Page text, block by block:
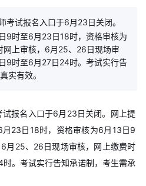
考试报名入口于6月23日关闭。
9时至6月23日18时，资格审核为
上审核，6月25、26日现场审
9时至6月27日24时。考试实行告
实有效。
报名入口于6月23日关闭。网上提
23日18时，资格审核为6月13日9
月25、26日现场审核，网上缴费时
。考试实行告知承诺制，考生需承